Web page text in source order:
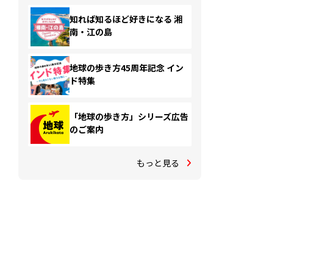
知れば知るほど好きになる 湘
南・江の島
地球の歩き方45周年記念 イン
ド特集
「地球の歩き方」シリーズ広告
のご案内
もっと見る